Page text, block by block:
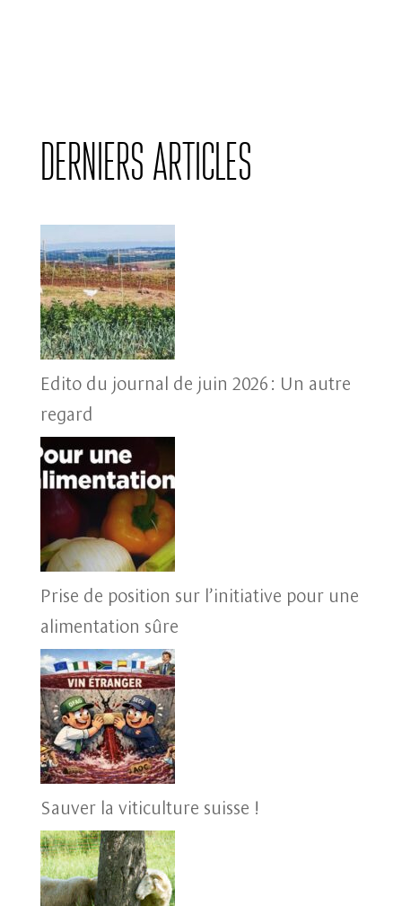
Derniers articles
Edito du journal de juin 2026 : Un autre
regard
Prise de position sur l’initiative pour une
alimentation sûre
Sauver la viticulture suisse !